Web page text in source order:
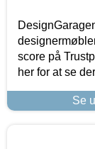
score på
her for at se
Se